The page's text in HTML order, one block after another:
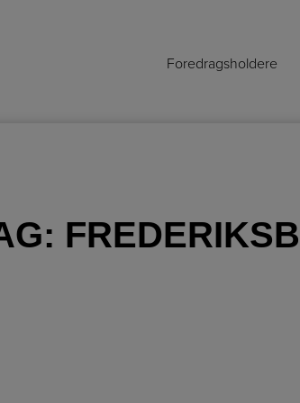
Foredragsholdere